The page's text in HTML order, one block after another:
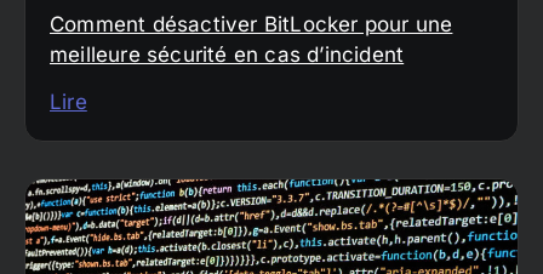
Comment désactiver BitLocker pour une
meilleure sécurité en cas d’incident
Lire